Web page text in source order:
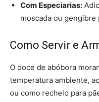
Com Especiarias:
moscada ou gengibre
Como Servir e
O doce de abóbora
temperatura ambiente,
ou como recheio para